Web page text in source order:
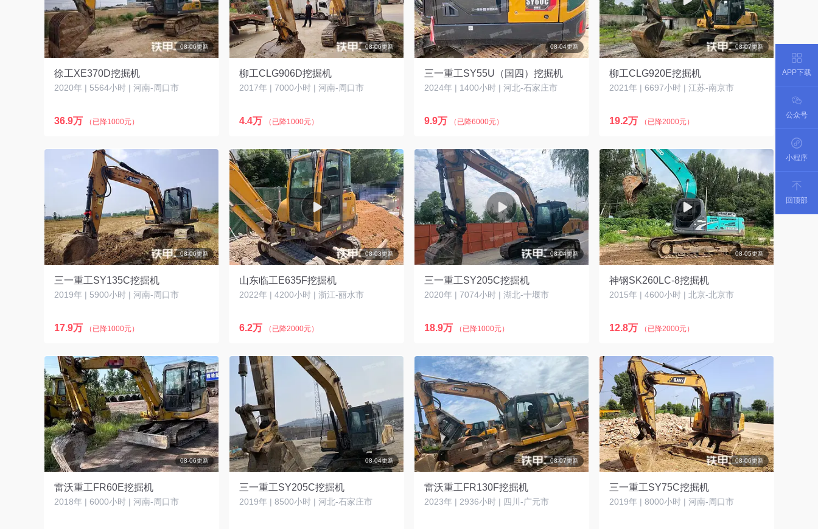
08-06更新
徐工XE370D挖掘机
2020年 | 5564小时 | 河南-周口市
36.9万 （已降1000元）
08-06更新
柳工CLG906D挖掘机
2017年 | 7000小时 | 河南-周口市
4.4万 （已降1000元）
08-04更新
三一重工SY55U（国四）挖掘机
2024年 | 1400小时 | 河北-石家庄市
9.9万 （已降6000元）
08-07更新
柳工CLG920E挖掘机
2021年 | 6697小时 | 江苏-南京市
19.2万 （已降2000元）
08-06更新
三一重工SY135C挖掘机
2019年 | 5900小时 | 河南-周口市
17.9万 （已降1000元）
08-03更新
山东临工E635F挖掘机
2022年 | 4200小时 | 浙江-丽水市
6.2万 （已降2000元）
08-04更新
三一重工SY205C挖掘机
2020年 | 7074小时 | 湖北-十堰市
18.9万 （已降1000元）
08-05更新
神钢SK260LC-8挖掘机
2015年 | 4600小时 | 北京-北京市
12.8万 （已降2000元）
08-06更新
雷沃重工FR60E挖掘机
2018年 | 6000小时 | 河南-周口市
08-04更新
三一重工SY205C挖掘机
2019年 | 8500小时 | 河北-石家庄市
08-07更新
雷沃重工FR130F挖掘机
2023年 | 2936小时 | 四川-广元市
08-06更新
三一重工SY75C挖掘机
2019年 | 8000小时 | 河南-周口市
APP下载
公众号
小程序
回顶部